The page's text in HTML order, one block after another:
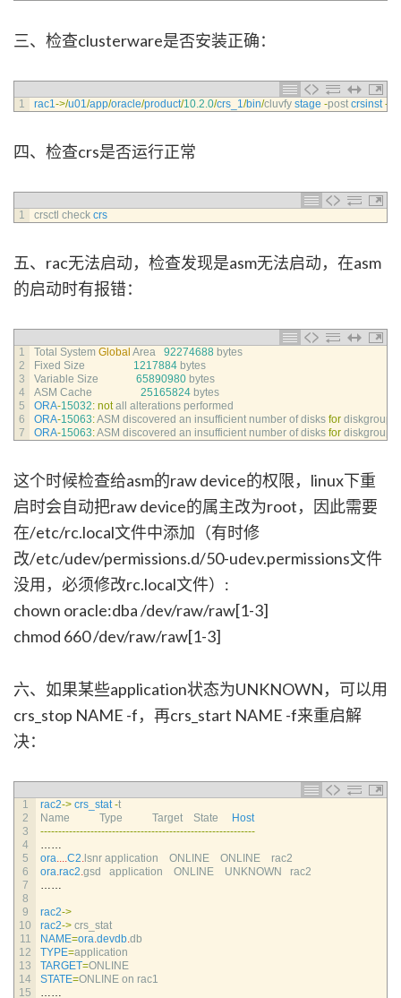
三、检查clusterware是否安装正确：
1 rac1->/u01/app/oracle/product/10.2.0/crs_1/bin/cluvfy stage -post crsinst -
四、检查crs是否运行正常
1 crsctl check crs
五、rac无法启动，检查发现是asm无法启动，在asm
的启动时有报错：
1
2
3
4
5
6
7
Total System Global Area 92274688 bytes
Fixed Size 1217884 bytes
Variable Size 65890980 bytes
ASM Cache 25165824 bytes
ORA-15032: not all alterations performed
ORA-15063:ASM discovered an insufficient number of disks for diskgroup
ORA-15063:ASM discovered an insufficient number of disks for diskgroup
这个时候检查给asm的raw device的权限，linux下重
启时会自动把raw device的属主改为root，因此需要
在/etc/rc.local文件中添加（有时修
改/etc/udev/permissions.d/50-udev.permissions文件
没用，必须修改rc.local文件）:
chown oracle:dba /dev/raw/raw[1-3]
chmod 660 /dev/raw/raw[1-3]
六、如果某些application状态为UNKNOWN，可以用
crs_stop NAME -f，再crs_start NAME -f来重启解
决：
1
2
3
4
5
6
7
8
9
10
11
12
13
14
15
rac2-> crs_stat -t
Name Type Target State
Host
------------------------------------------------------------
……
ora....C2. lsnr application ONLINE ONLINE rac2
ora.rac2.gsd application ONLINE UNKNOWN rac2
……
rac2->
rac2-> crs_stat
NAME=ora.devdb.db
TYPE=application
TARGET=ONLINE
STATE=ONLINE on rac1
……